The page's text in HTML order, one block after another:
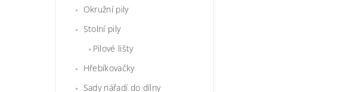
Okružní pily
Stolní pily
Pilové lišty
Hřebíkovačky
Sady nářadí do dílny